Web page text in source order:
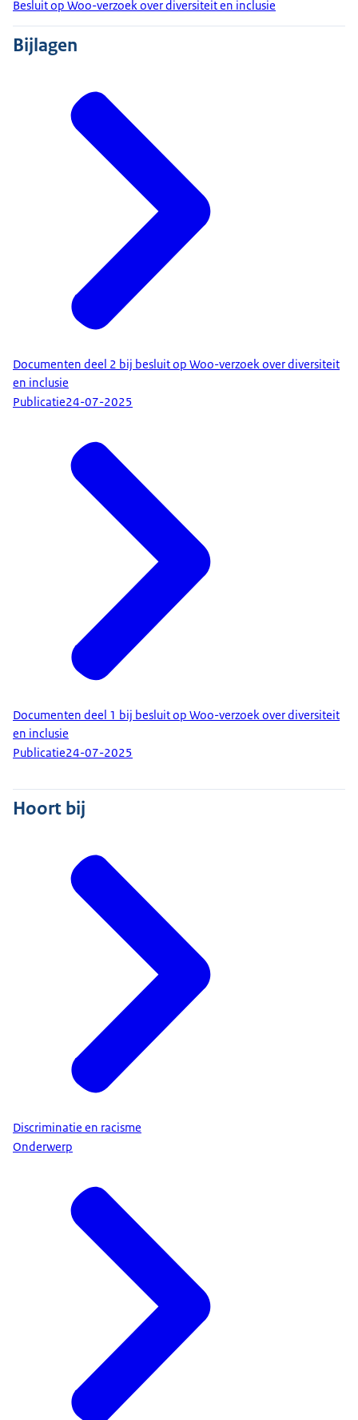
Besluit op Woo-verzoek over diversiteit en inclusie
Bijlagen
Documenten deel 2 bij besluit op Woo-verzoek over diversiteit
en inclusie
Publicatie24-07-2025
Documenten deel 1 bij besluit op Woo-verzoek over diversiteit
en inclusie
Publicatie24-07-2025
Hoort bij
Discriminatie en racisme
Onderwerp